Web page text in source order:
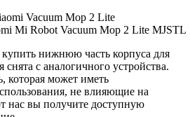
Mi Robot Vacuum Mop 2 Lite MJSTL
нижнюю часть корпуса для
с аналогичного устройства.
которая может иметь
не влияющие на
нас вы получите доступную